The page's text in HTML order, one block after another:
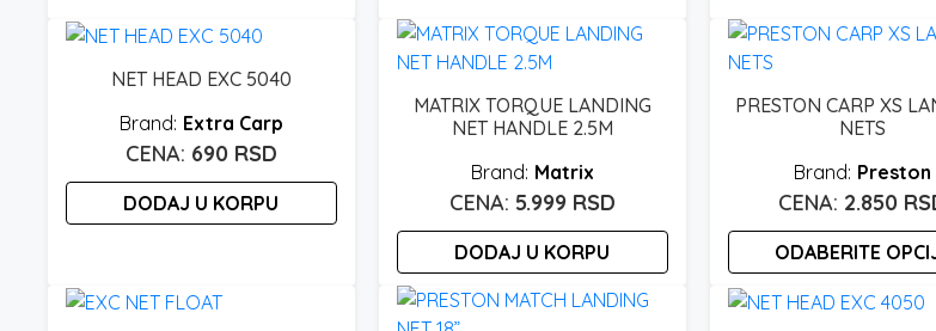
proizvoda.
NET HEAD EXC 5040
Extra Carp
690 RSD
DODAJ U KORPU
MATRIX TORQUE LANDING
NET HANDLE 2.5M
Matrix
5.999 RSD
DODAJ U KORPU
PRESTON CARP XS
NETS
Preston
2.850
ODABERITE
Ovaj